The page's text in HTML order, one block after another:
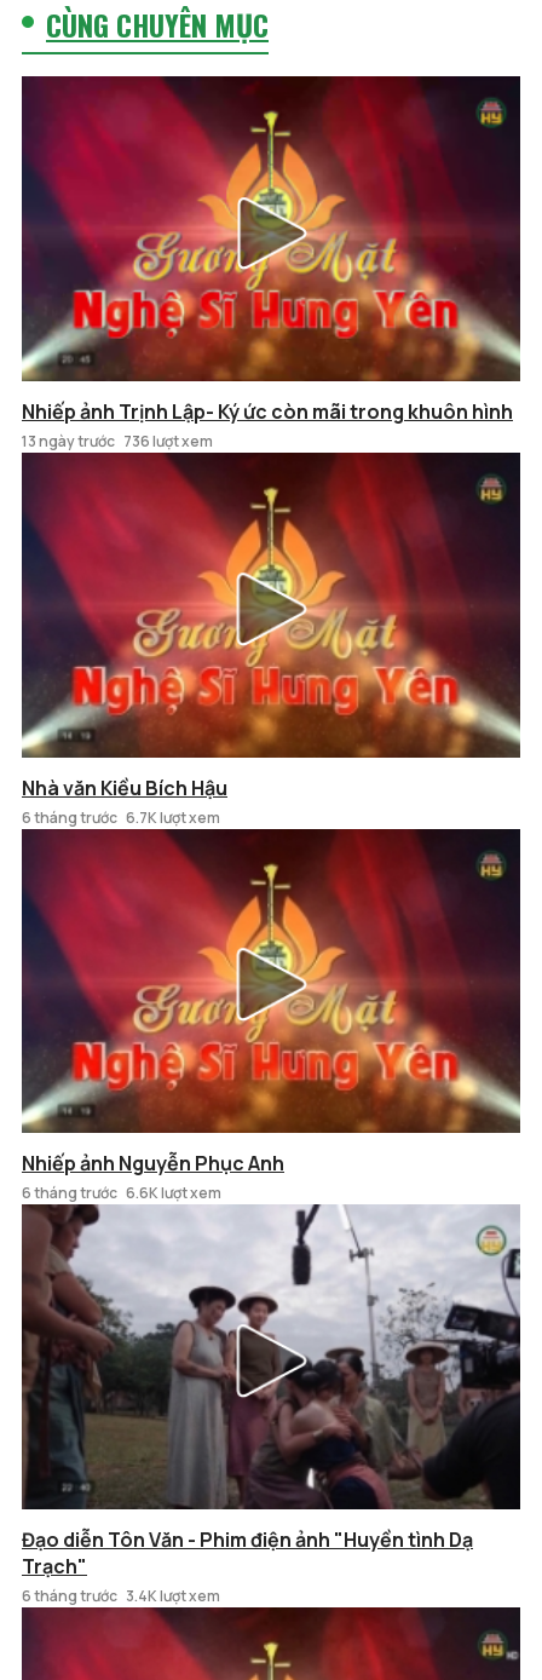
CÙNG CHUYÊN MỤC
Nhiếp ảnh Trịnh Lập- Ký ức còn mãi trong khuôn hình
13 ngày trước 736 lượt xem
Nhà văn Kiều Bích Hậu
6 tháng trước 6.7K lượt xem
Nhiếp ảnh Nguyễn Phục Anh
6 tháng trước 6.6K lượt xem
Đạo diễn Tôn Văn - Phim điện ảnh "Huyền tình Dạ
Trạch"
6 tháng trước 3.4K lượt xem